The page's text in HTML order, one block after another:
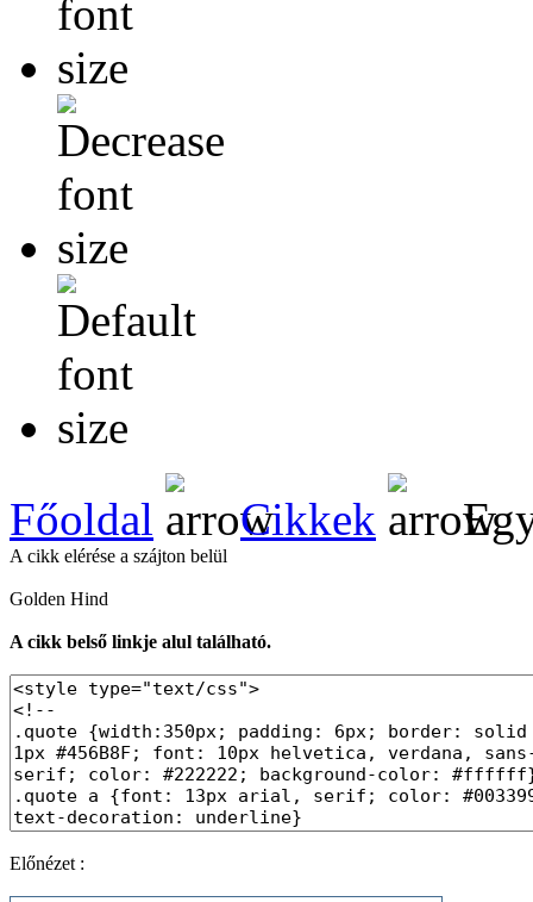
Főoldal Cikkek
A cikk elérése a szájton belül
Golden Hind
A cikk belső linkje alul található.
Előnézet :